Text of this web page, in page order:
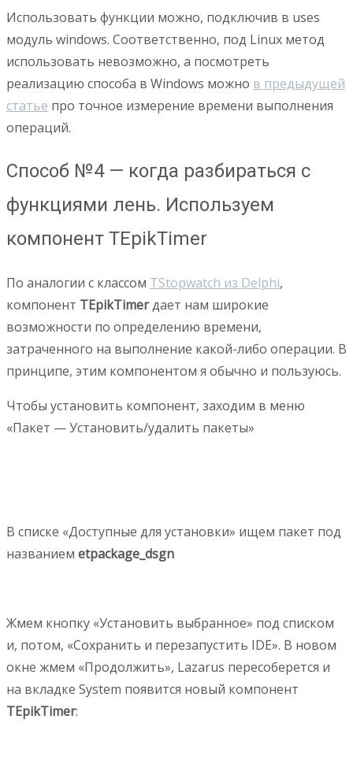
Использовать функции можно, подключив в uses
модуль windows. Соответственно, под Linux метод
использовать невозможно, а посмотреть
реализацию способа в Windows можно в предыдущей
статье про точное измерение времени выполнения
операций.
Способ №4 — когда разбираться с
функциями лень. Используем
компонент TEpikTimer
По аналогии с классом TStopwatch из Delphi,
компонент TEpikTimerдает нам широкие
возможности по определению времени,
затраченного на выполнение какой-либо операции. В
принципе, этим компонентом я обычно и пользуюсь.
Чтобы установить компонент, заходим в меню
«Пакет — Установить/удалить пакеты»
В списке «Доступные для установки» ищем пакет под
названием etpackage_dsgn
Жмем кнопку «Установить выбранное» под списком
и, потом, «Сохранить и перезапустить IDE». В новом
окне жмем «Продолжить», Lazarus пересоберется и
на вкладке System появится новый компонент
TEpikTimer: